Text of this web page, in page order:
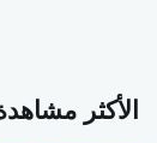
الأكثر